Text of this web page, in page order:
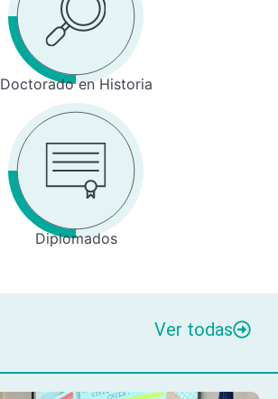
Doctorado en Historia
Diplomados
Ver todas